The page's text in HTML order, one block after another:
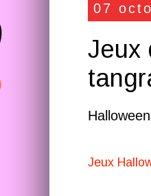
07
Jeux
Jeux